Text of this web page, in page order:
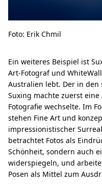
Foto: Erik Chmil
Ein weiteres Beispiel ist
Art-Fotograf und
Australien lebt. Der in den
Suxing machte zuerst
Fotografie wechselte. Im
stehen Fine Art und
impressionistischer
betrachtet Fotos als
Schönheit, sondern auch
widerspiegeln, und
Posen als Mittel zum